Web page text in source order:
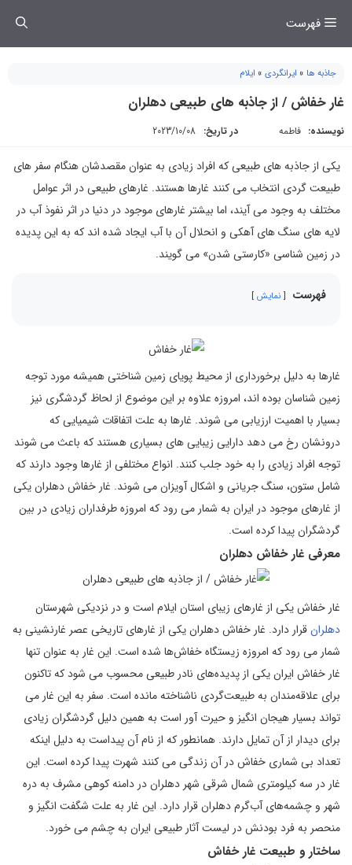
فهرست
جاذبه ها » ایرانگردی » ایلام
غار خفاش / از جاذبه های طبیعی دهلران
نویسنده: فاطمه در تاریخ: 2023/10/08
یکی از جاذبه های طبیعی که افراد زیادی به عنوان مقصدشان هنگام سفر های
طبیعت گردی انتخاب می کنند غارها هستند. غارهای طبیعی در اثر عوامل
مختلف به وجود می آیند، اما بیشتر غارهای موجود در دنیا در اثر نفوذ آب در
لایه های سنگ های آهکی و انحلال آن با آب ایجاد شده اند که به این پدیده
در زمین شناسی «کارستی شدن» می گویند.
فهرست نمایش
غارها به دلیل برخورداری از محیط پویای زمین شناختی همیشه مورد توجه
زمین شناسان بوده اند، امروزه علاوه بر این موضوع از لحاظ گردشگری نیز
بسیار با اهمیت ارزیابی می شوند. غارها به علت اتفاقات شیمیایی که
درونشان رخ می دهد دارایی زیبایی های بسیاری هستند که باعث می شوند
توجه افراد زیادی را به خود جلب کنند. انواع مختلفی از غارها وجود دارند که
شامل ستون، سنگ جریانی و اشکال آویزان می شوند. غار خفاش دهلران یکی
از غارهای موجود در ایران به شمار می رود که امروزه طرفداران زیادی در بین
گردشگران پیدا کرده است.
معرفی غار خفاش دهلران
غار خفاش یکی از غارهای زیبای استان ایلام است و در نزدیکی شهرستان
دهلرانقرار دارد. غار خفاش دهلران یکی از غارهای تاریخی عصر غارنشینی به
شمار می رود که امروزه زیستگاه خفاش‌ها شده است. این غار به عنوان تنها
غار خفاش ایران یکی از پدیده‌های نادر طبیعی محسوب می شود که تاکنون
برای علاقه‌مندان به طبیعت‌گردی ناشناخته مانده است. سفر به این غار می
تواند بسیار هیجان انگیز و حیرت آور است به همین دلیل گردشگران زیادی
برای دیدار از آن تمایل دارند. همانطور که از نام آن پیداست به دلیل اینکه
تعداد بی شماری خفاش در آن زندگی می کنند شهرت پیدا کرده است. این
غار در سه کیلومتری شمال شرقی شهر دهلران در دامنه کوهی مشرف به دره‌
شهر و چشمه‌های آب‌گرم دهلران قرار دارد. این غار به علت شگفت انگیز و
منحصر به فرد بودنش در لیست آثار طبیعی ایران به چشم می خورد.
ساختار و طبیعت غار خفاش